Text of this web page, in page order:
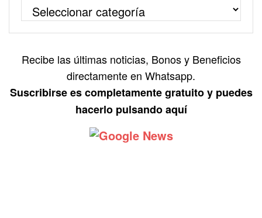
Recibe las últimas noticias, Bonos y Beneficios
directamente en Whatsapp.
Suscribirse es completamente gratuito y puedes
hacerlo pulsando aquí